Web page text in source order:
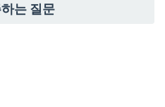
는 질문